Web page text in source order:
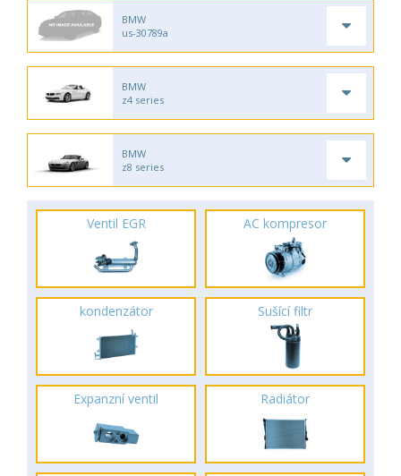
BMW
us-30789a
BMW
z4 series
BMW
z8 series
Ventil EGR AC kompresor
kondenzátor Sušící filtr
Expanzní ventil Radiátor